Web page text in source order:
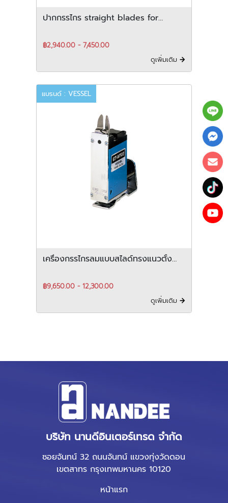
ปากกรรไกร straight blades for
฿2,940.00 - 7,450.00
ดูเพิ่มเติม
แบรนด์ : VESSEL
เครื่องกรรไกรลมแบบสไลด์ทรงแนวตั้ง
฿9,650.00 - 12,300.00
ดูเพิ่มเติม
บริษัท นานดีอินเตอร์เทรด จำกัด
ซอยจันทน์ 32 ถนนจันทน์ แขวงทุ่งวัดดอน
เขตสาทร กรุงเทพมหานคร 10120
หน้าแรก